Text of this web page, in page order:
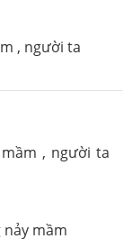
, người ta
, người ta
mầm